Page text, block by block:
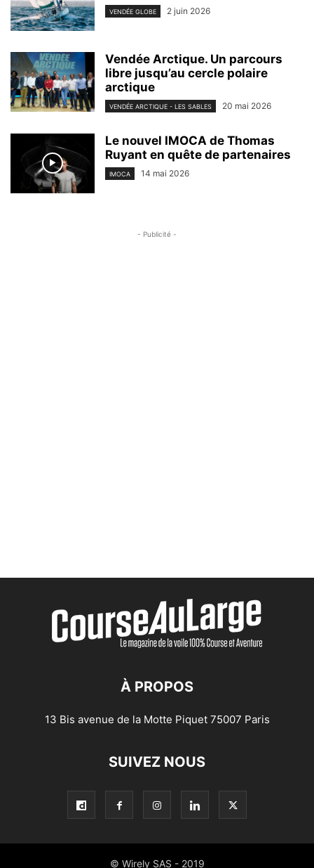
VENDÉE GLOBE 2 juin 2026
Vendée Arctique. Un parcours
libre jusqu’au cercle polaire
arctique
VENDÉE ARCTIQUE - LES SABLES 20 mai 2026
Le nouvel IMOCA de Thomas
Ruyant en quête de partenaires
IMOCA 14 mai 2026
- Publicité -
À PROPOS
13 Bis avenue de la Motte Piquet 75007 Paris
SUIVEZ NOUS
© Wirely SAS - 2019